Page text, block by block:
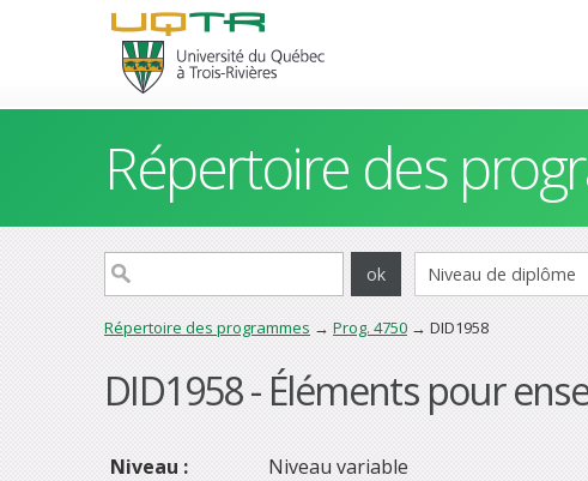
Répertoire des
Répertoire des programmes → Prog. 4750 → DID1958
DID1958 - Éléments pour
Niveau :
Niveau variable